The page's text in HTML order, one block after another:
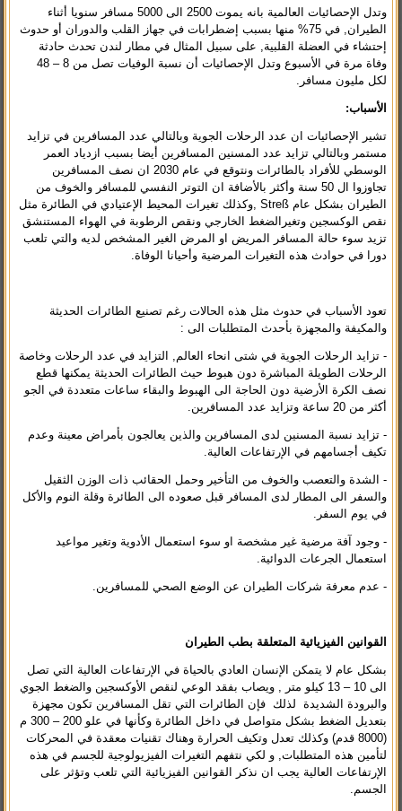
وتدل الإحصائيات العالمية بانه يموت 2500 الى 5000 مسافر سنويا أثناء
الطيران, في 75% منها بسبب إضطرابات في جهاز القلب والدوران أو حدوث
إحتشاء في العضلة القلبية, على سبيل المثال في مطار لندن تحدث حادثة
وفاة مرة في الأسبوع وتدل الإحصائيات أن نسبة الوفيات تصل من 8 – 48
لكل مليون مسافر.
الأسباب:
تشير الإحصائيات ان عدد الرحلات الجوية وبالتالي عدد المسافرين في تزايد
مستمر وبالتالي تزايد عدد المسنين المسافرين أيضا بسبب ازدياد العمر
الوسطي للأفراد بالطائرات ونتوقع في
عام 2030 ان نصف المسافرين
تجاوزوا ال 50 سنة وأكثر بالأضافة ان التوتر النفسي للمسافر والخوف من
الطيران بشكل عام Streß ,وكذلك تغيرات المحيط الإعتيادي في الطائرة مثل
نقص الوكسجين وتغيرالضغط الخارجي ونقص الرطوبة في الهواء المستنشق
تزيد سوء حالة المسافر المريض او المرض الغير المشخص لديه والتي تلعب
دورا في حوادث هذه التغيرات المرضية وأحيانا الوفاة.
تعود الأسباب في حدوث مثل هذه الحالات رغم تصنيع الطائرات الحديثة
والمكيفة والمجهزة بأحدث المتطلبات الى :
- تزايد الرحلات الجوية في شتى انحاء العالم, التزايد في عدد الرحلات وخاصة
الرحلات الطويلة المباشرة دون هبوط حيث الطائرات الحديثة يمكنها قطع
نصف الكرة الأرضية دون الحاجة الى الهبوط والبقاء ساعات متعددة في الجو
أكثر من 20 ساعة وتزايد عدد المسافرين.
- تزايد نسبة المسنين لدى المسافرين والذين يعالجون بأمراض معينة وعدم
تكيف أجسامهم في الإرتفاعات العالية.
- الشدة والتعصب والخوف من التأخير وحمل الحقائب ذات الوزن الثقيل
والسفر الى المطار لدى المسافر قبل صعوده الى الطائرة وقلة النوم والأكل
في يوم السفر.
- وجود آفة مرضية غير مشخصة او سوء استعمال الأدوية وتغير مواعيد
استعمال الجرعات الدوائية.
- عدم معرفة شركات الطيران عن الوضع الصحي للمسافرين.
القوانين الفيزيائية المتعلقة بطب الطيران
بشكل عام لا يتمكن الإنسان العادي بالحياة في الإرتفاعات العالية التي تصل
الى 10 – 13 كيلو متر , ويصاب بفقد الوعي لنقص الأوكسجين والضغط الجوي
والبرودة الشديدة لذلك فإن الطائرات التي تقل المسافرين تكون مجهزة
بتعديل الضغط بشكل متواصل في داخل الطائرة وكأنها في علو 200 – 300 م
(8000 قدم) وكذلك تعدل وتكيف الحرارة وهناك تقنيات معقدة في المحركات
لتأمين هذه المتطلبات, و لكي نتفهم التغيرات الفيزيولوجية للجسم في هذه
الإرتفاعات العالية يجب ان نذكر القوانين الفيزيائية التي تلعب وتؤثر على
الجسم.